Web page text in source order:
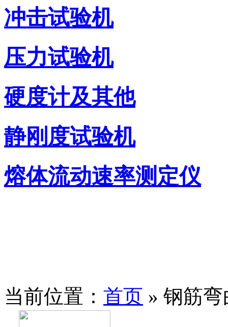
冲击试验机
压力试验机
硬度计及其他
静刚度试验机
熔体流动速率测定仪
当前位置： 首页 » 钢筋